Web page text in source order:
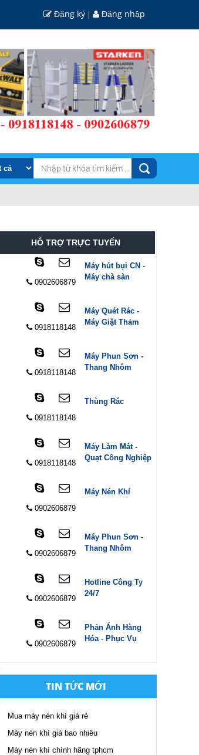
Đăng ký | Đăng nhập
HỖ TRỢ TRỰC TUYẾN
0902606879
Máy hút bụi CN -
Máy chà sàn
0918118148
Máy Quét Rác -
Máy Giặt Thảm
0918118148
Máy Phun Sơn -
Thang Nhôm
0918118148
Thùng Rác
0918118148
Máy Làm Mát -
Quạt Công Nghiệp
0902606879
Máy Nén Khí
0902606879
Máy Phun Sơn -
Thang Nhôm
0902606879
Hotline Công Ty
24/7
0902606879
Phản Ánh Hàng
Hóa - Phục Vụ
TIN TỨC MỚI
Mua máy nén khí giá rẻ
Máy nén khí giá bao nhiêu
Máy nén khí chính hãng tphcm